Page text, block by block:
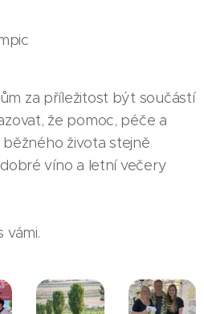
za příležitost být součástí
že pomoc, péče a
života stejně
víno a letní večery
💛